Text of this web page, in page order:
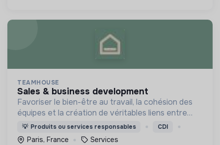
TEAMHOUSE
sales & business development
Favoriser le bien-être au travail, la cohésion des
équipes et la création de véritables liens entre
collaborateurs pour une meilleure efficacité
collective.
💡 Produits ou services responsables CDI
Paris, France Services